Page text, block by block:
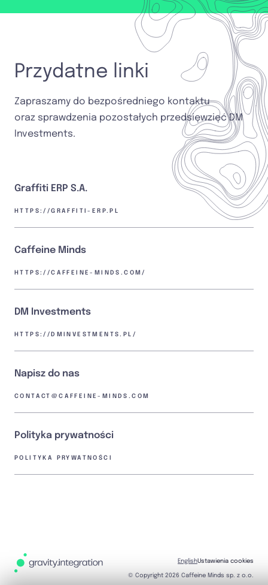
Przydatne linki
Zapraszamy do bezpośredniego kontaktu
oraz sprawdzenia pozostałych przedsięwzięć DM
Investments.
Graffiti ERP S.A.
HTTPS://GRAFFITI-ERP.PL (OTWIERA SIĘ W NOWEJ KARCIE)
Caffeine Minds
HTTPS://CAFFEINE-MINDS.COM/
DM Investments
HTTPS://DMINVESTMENTS.PL/
Napisz do nas
CONTACT@CAFFEINE-MINDS.COM
Polityka prywatności
POLITYKA PRYWATNOŚCI
EnglishUstawienia cookies
© Copyright 2026 Caffeine Minds sp. z o.o.